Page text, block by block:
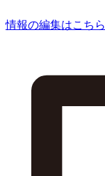
情報の編集はこちら